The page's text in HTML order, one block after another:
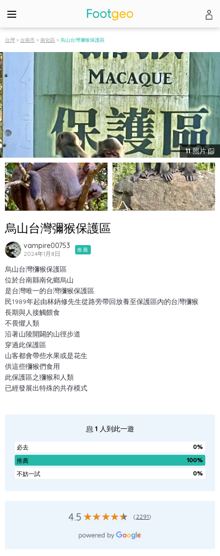
台灣 > 台南市 > 南化區 > 烏山台灣彌猴保護區
11照片
烏山台灣彌猴保護區
vampire00753
2024年1月8日
推薦
烏山台灣獼猴保護區
位於台南縣南化鄉烏山
是台灣唯一的台灣獼猴保護區
民1989年起由林鈵修先生從路旁帶回放養至保護區內的台灣獼猴
長期與人接觸餵食
不畏懼人類
沿著山陵開闢的山徑步道
穿過此保護區
山客都會帶些水果或是花生
供這些獼猴們食用
此保護區之獼猴和人類
已經發展出特殊的共存模式
1 人到此一遊
必去
0%
推薦
100%
不妨一試
0%
4.5 (2291)